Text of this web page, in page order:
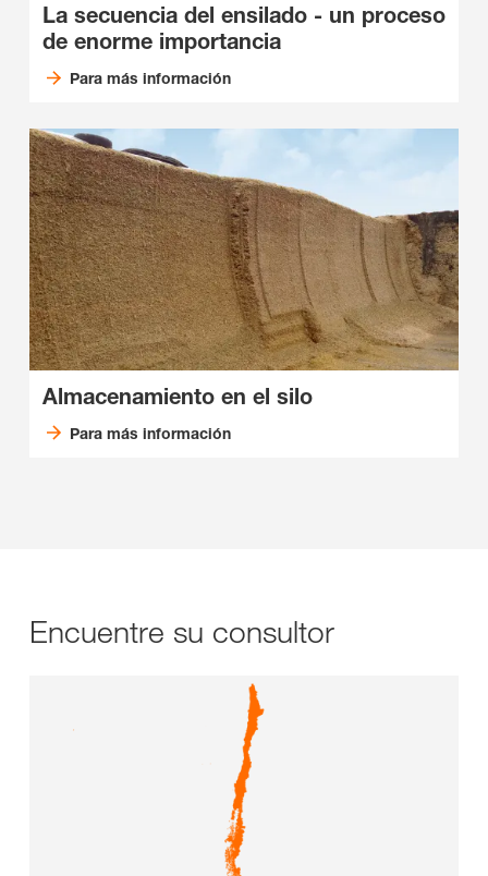
La secuencia del ensilado - un proceso
de enorme importancia
Para más información
Almacenamiento en el silo
Para más información
Encuentre su consultor